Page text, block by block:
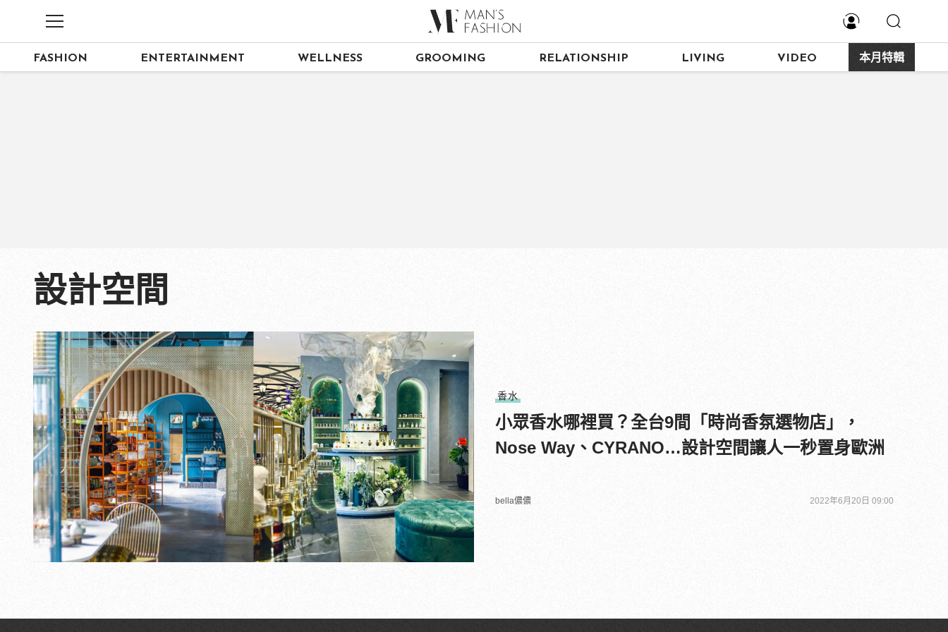
FASHION ENTERTAINMENT WELLNESS GROOMING RELATIONSHIP LIVING VIDEO 本月特輯
設計空間
香水
小眾香水哪裡買？全台9間「時尚香氛選物店」，
Nose Way、CYRANO…設計空間讓人一秒置身歐洲
bella儂儂 2022年6月20日 09:00